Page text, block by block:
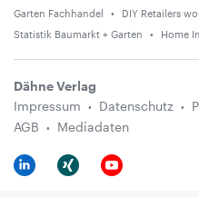
Garten Fachhandel
DIY Retailers
Statistik Baumarkt + Garten
Home
Dähne Verlag
Impressum
Datenschutz
AGB
Mediadaten